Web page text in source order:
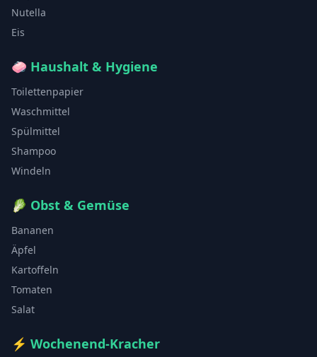
Nutella
Eis
🧼 Haushalt & Hygiene
Toilettenpapier
Waschmittel
Spülmittel
Shampoo
Windeln
🥬 Obst & Gemüse
Bananen
Äpfel
Kartoffeln
Tomaten
Salat
⚡ Wochenend-Kracher